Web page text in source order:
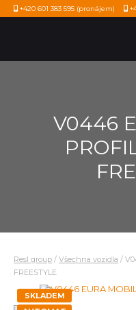
+420 601 383 595 (pronájem)
V0446
Resl group / Všechna vozidla /
FREESTYLE
SKLADEM